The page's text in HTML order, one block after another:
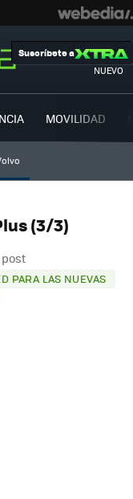
NUEVO
Suscríbete a
MOVILIDAD
(3/3)
PARA LAS NUEVAS